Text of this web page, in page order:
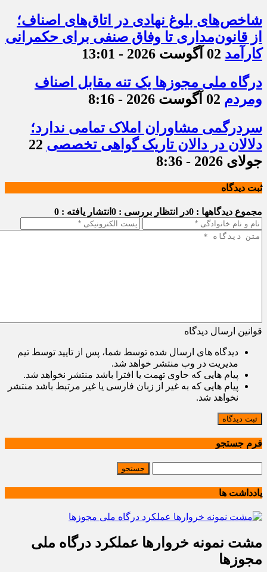
شاخص‌های بلوغ نهادی در اتاق‌های اصناف؛
از قانون‌مداری تا وفاق صنفی برای حکمرانی
کارآمد 02 آگوست 2026 - 13:01
درگاه ملی مجوزها یک تنه مقابل اصناف
ومردم 02 آگوست 2026 - 8:16
سردرگمی مشاوران املاک تمامی ندارد؛
دلالان در دالان تاریک گواهی تخصصی 22
جولای 2026 - 8:36
ثبت دیدگاه
مجموع دیدگاهها : 0 در انتظار بررسی : 0 انتشار یافته : 0
قوانین ارسال دیدگاه
دیدگاه های ارسال شده توسط شما، پس از تایید توسط تیم
مدیریت در وب منتشر خواهد شد.
پیام هایی که حاوی تهمت یا افترا باشد منتشر نخواهد شد.
پیام هایی که به غیر از زبان فارسی یا غیر مرتبط باشد منتشر
نخواهد شد.
ثبت دیدگاه
فرم جستجو
یادداشت ها
مشت نمونه خروارها عملکرد درگاه ملی
مجوزها